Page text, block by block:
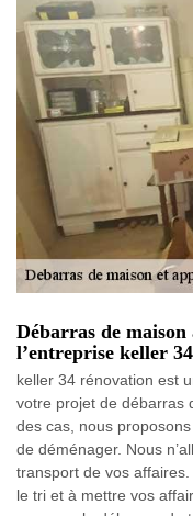
Débarras de
l’entreprise keller
keller 34 rénovation est
votre projet de débarras
des cas, nous
de déménager. Nous
transport de vos
le tri et à mettre vos